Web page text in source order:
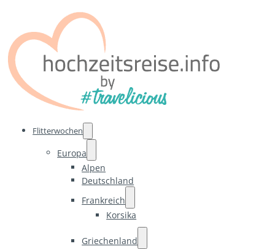
Flitterwochen
Europa
Alpen
Deutschland
Frankreich
Korsika
Griechenland